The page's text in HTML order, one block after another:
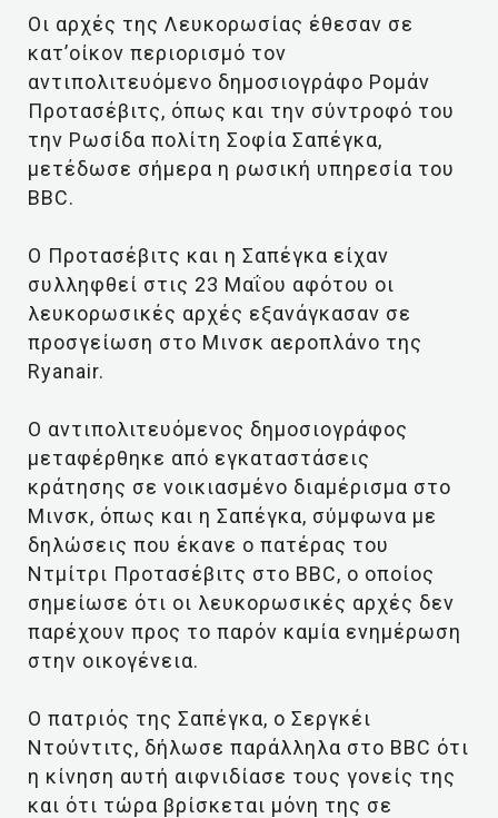
Οι αρχές της Λευκορωσίας έθεσαν σε
κατ’οίκον περιορισμό τον
αντιπολιτευόμενο δημοσιογράφο Ρομάν
Προτασέβιτς, όπως και την σύντροφό του
την Ρωσίδα πολίτη Σοφία Σαπέγκα,
μετέδωσε σήμερα η ρωσική υπηρεσία του
BBC.
Ο Προτασέβιτς και η Σαπέγκα είχαν
συλληφθεί στις 23 Μαΐου αφότου οι
λευκορωσικές αρχές εξανάγκασαν σε
προσγείωση στο Μινσκ αεροπλάνο της
Ryanair.
Ο αντιπολιτευόμενος δημοσιογράφος
μεταφέρθηκε από εγκαταστάσεις
κράτησης σε νοικιασμένο διαμέρισμα στο
Μινσκ, όπως και η Σαπέγκα, σύμφωνα με
δηλώσεις που έκανε ο πατέρας του
Ντμίτρι Προτασέβιτς στο BBC, ο οποίος
σημείωσε ότι οι λευκορωσικές αρχές δεν
παρέχουν προς το παρόν καμία ενημέρωση
στην οικογένεια.
Ο πατριός της Σαπέγκα, ο Σεργκέι
Ντούντιτς, δήλωσε παράλληλα στο BBC ότι
η κίνηση αυτή αιφνιδίασε τους γονείς της
και ότι τώρα βρίσκεται μόνη της σε